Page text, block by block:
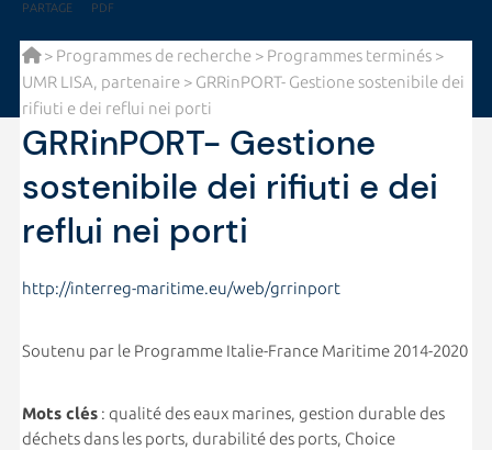
PARTAGE PDF
> Programmes de recherche> Programmes terminés>
UMR LISA, partenaire> GRRinPORT- Gestione sostenibile dei
rifiuti e dei reflui nei porti
GRRinPORT- Gestione
sostenibile dei rifiuti e dei
reflui nei porti
http://interreg-maritime.eu/web/grrinport
Soutenu par le Programme Italie-France Maritime 2014-2020
Mots clés: qualité des eaux marines, gestion durable des
déchets dans les ports, durabilité des ports, Choice